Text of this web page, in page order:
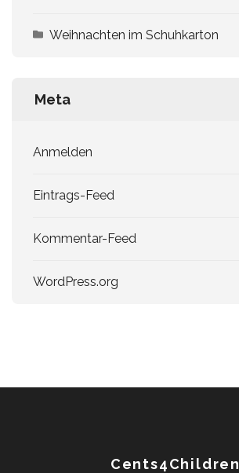
Weihnachten im Schuhkarton
Meta
Anmelden
Eintrags-Feed
Kommentar-Feed
WordPress.org
Cents4Children